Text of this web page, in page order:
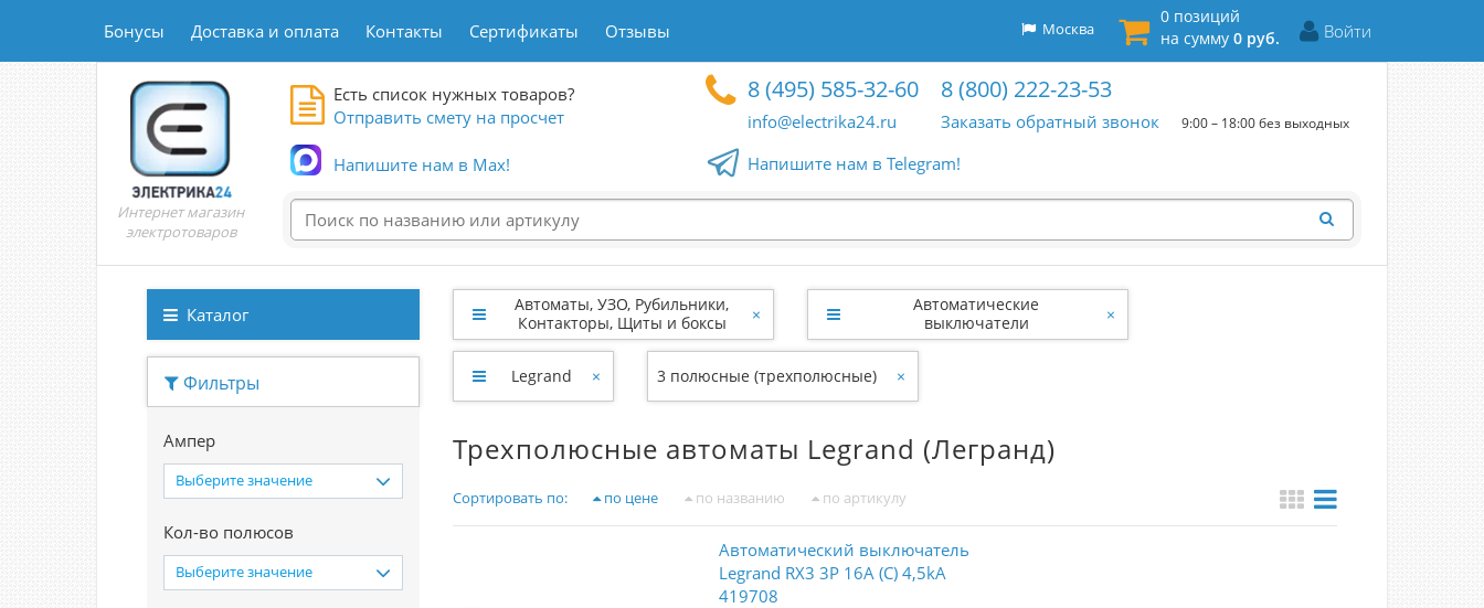
Бонусы Доставка и оплата Контакты Сертификаты Отзывы Войти
0 позиций
на сумму 0 руб.
Москва
Интернет магазин
электротоваров
Есть список нужных товаров?
Отправить смету на просчет
Напишите нам в Max!
8 (495) 585-32-60
info@electrika24.ru
8 (800) 222-23-53
Заказать обратный звонок 9:00 – 18:00 без выходных
Напишите нам в Telegram!
Каталог
Фильтры
Ампер
Выберите значение
Кол-во полюсов
Выберите значение
Автоматы, УЗО, Рубильники,
Контакторы, Щиты и боксы
×
Автоматические
выключатели
×
Legrand × 3 полюсные (трехполюсные) ×
Трехполюсные автоматы Legrand (Легранд)
Сортировать по: по цене по названию по артикулу
Автоматический выключатель
Legrand RX3 3P 16A (С) 4,5kA
419708